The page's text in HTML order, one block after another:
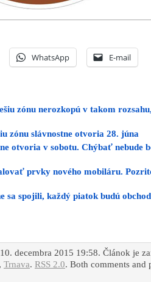
WhatsApp E-mail
zónu nerozkopú v takom
zónu slávnostne otvoria 28. júna
otvoria v sobotu. Chýbať nebude
prvky nového mobiláru.
sa spojili, každý piatok budú
decembra 2015 19:58. Článok je
, Trnava. RSS 2.0. Both comments and